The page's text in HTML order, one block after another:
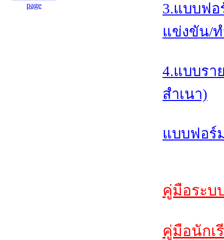
3.แบบฟอ
แข่งขัน/
4.แบบรา
สำเนา)
แบบฟอร์
คู่มือระบ
คู่มือนักเ